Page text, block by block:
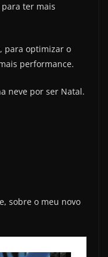
ter mais
para optimizar o
performance.
neve por ser Natal.
sobre o meu novo